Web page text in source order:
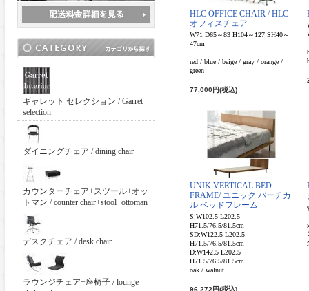
ギャレット セレクション / Garret
selection
ダイニングチェア / dining chair
カウンターチェア+スツール+オッ
トマン / counter chair+stool+ottoman
デスクチェア / desk chair
ラウンジチェア+座椅子 / lounge
HLC OFFICE CHAIR / HLC
オフィスチェア
W71 D65～83 H104～127 SH40～
47cm
red / blue / beige / gray / orange /
green
77,000円(税込)
UNIK VERTICAL BED
FRAME/ ユニック バーチカ
ル ベッドフレーム
S:W102.5 L202.5
H71.5/76.5/81.5cm
SD:W122.5 L202.5
H71.5/76.5/81.5cm
D:W142.5 L202.5
H71.5/76.5/81.5cm
oak / walnut
96,272円(税込)